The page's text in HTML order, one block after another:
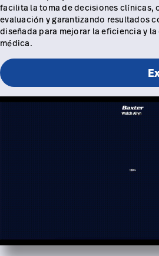
facilita la toma de decisiones clínicas,
evaluación y garantizando resultados
diseñada para mejorar la eficiencia y
médica.